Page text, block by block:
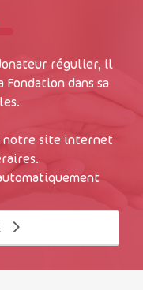
régulier, il
dans sa
notre site internet